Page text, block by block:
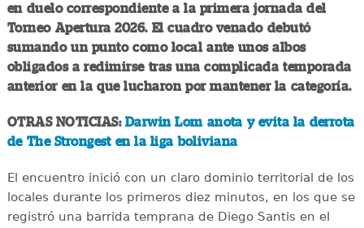
en duelo correspondiente a la primera jornada del
Torneo Apertura 2026. El cuadro venado debutó
sumando un punto como local ante unos albos
obligados a redimirse tras una complicada temporada
anterior en la que lucharon por mantener la categoría.
OTRAS NOTICIAS: Darwin Lom anota y evita la derrota
de The Strongest en la liga boliviana
El encuentro inició con un claro dominio territorial de los
locales durante los primeros diez minutos, en los que se
registró una barrida temprana de Diego Santis en el